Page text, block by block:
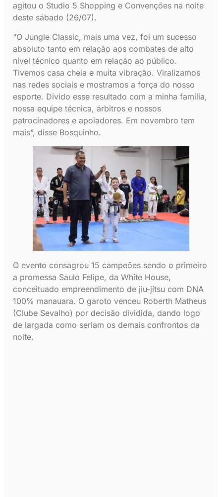
agitou o Studio 5 Shopping e Convenções na noite
deste sábado (26/07).
“O Jungle Classic, mais uma vez, foi um sucesso
absoluto tanto em relação aos combates de alto
nível técnico quanto em relação ao público.
Tivemos casa cheia e muita vibração. Viralizamos
nas redes sociais e mostramos a força do nosso
esporte. Divido esse resultado com a minha família,
nossa equipe técnica, árbitros e nossos
patrocinadores e apoiadores. Em novembro tem
mais”, disse Bosquinho.
O evento consagrou 15 campeões sendo o primeiro
a promessa Saulo Felipe, da White House,
conceituado empreendimento de jiu-jítsu com DNA
100% manauara. O garoto venceu Roberth Matheus
(Clube Sevalho) por decisão dividida, dando logo
de largada como seriam os demais confrontos da
noite.